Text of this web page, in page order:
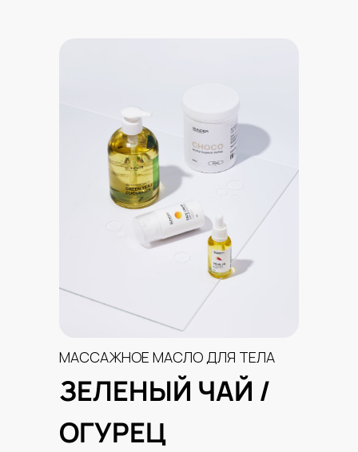
ЗЕЛЕНЫЙ ЧАЙ /
ОГУРЕЦ
МАССАЖНОЕ МАСЛО ДЛЯ ТЕЛА